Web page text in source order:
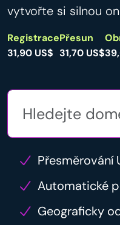
vytvořte si silnou
Registrace
31,90 US$
Přesun
31,70 US$
Přesměrování
Automatické
Geograficky